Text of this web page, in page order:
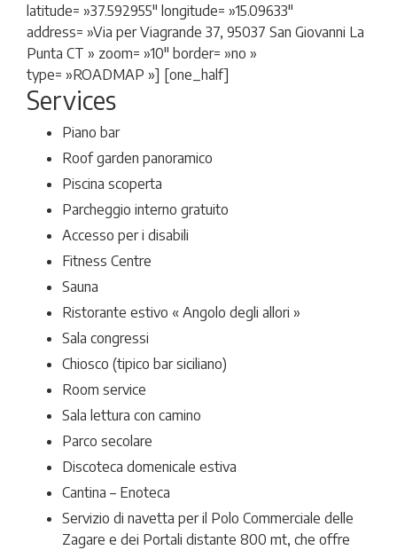
latitude= »37.592955″ longitude= »15.09633″
address= »Via per Viagrande 37, 95037 San Giovanni La
Punta CT » zoom= »10″ border= »no »
type= »ROADMAP »] [one_half]
Services
Piano bar
Roof garden panoramico
Piscina scoperta
Parcheggio interno gratuito
Accesso per i disabili
Fitness Centre
Sauna
Ristorante estivo « Angolo degli allori »
Sala congressi
Chiosco (tipico bar siciliano)
Room service
Sala lettura con camino
Parco secolare
Discoteca domenicale estiva
Cantina – Enoteca
Servizio di navetta per il Polo Commerciale delle
Zagare e dei Portali distante 800 mt, che offre